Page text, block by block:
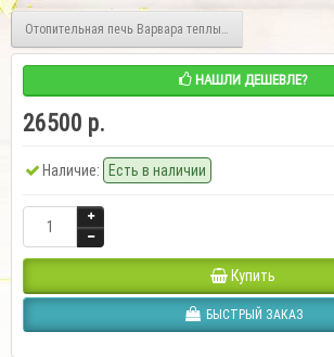
Отопительная печь Варвара теплый дом-250
НАШЛИ ДЕШЕВЛЕ?
26500 р.
Наличие: Есть в наличии
Купить
БЫСТРЫЙ ЗАКАЗ